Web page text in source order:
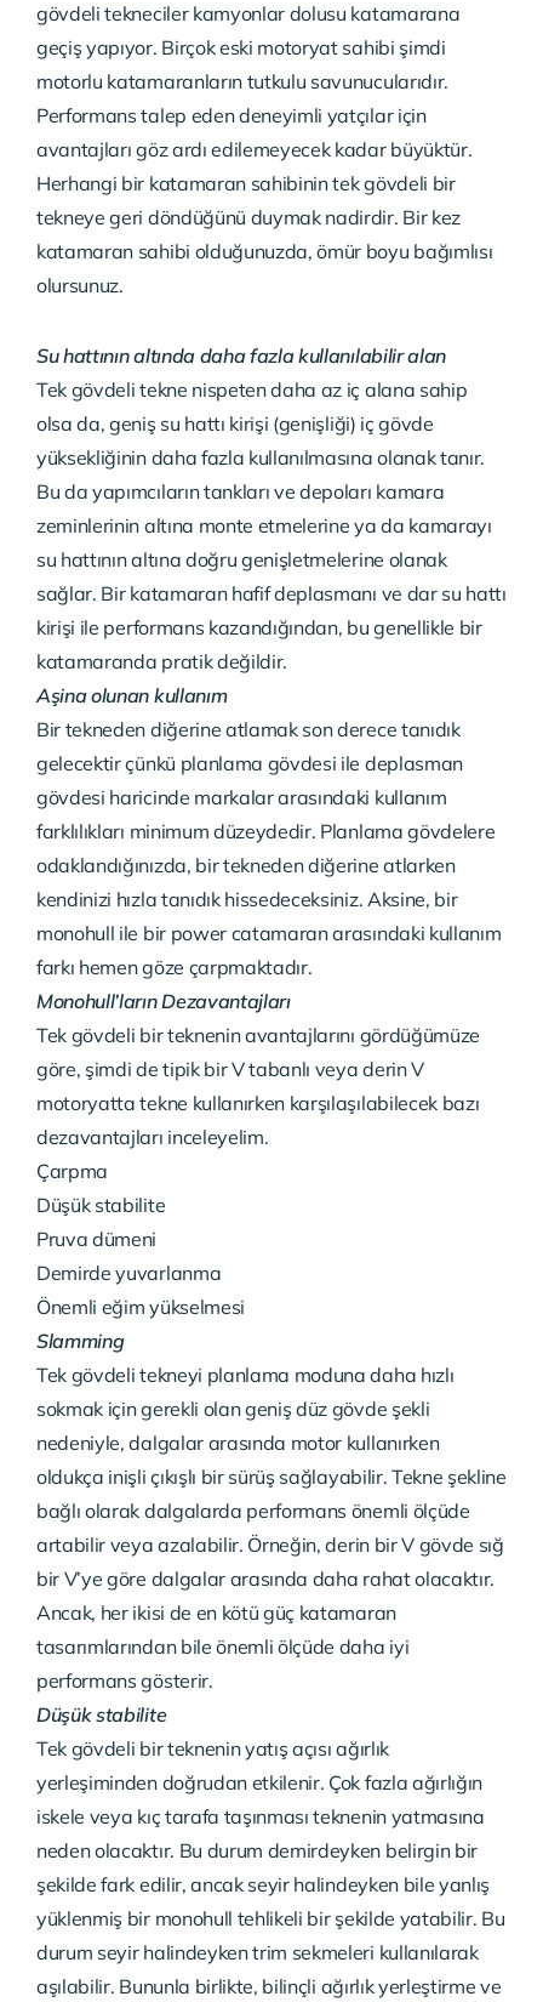
gövdeli tekneciler kamyonlar dolusu katamarana
geçiş yapıyor. Birçok eski motoryat sahibi şimdi
motorlu katamaranların tutkulu savunucularıdır.
Performans talep eden deneyimli yatçılar için
avantajları göz ardı edilemeyecek kadar büyüktür.
Herhangi bir katamaran sahibinin tek gövdeli bir
tekneye geri döndüğünü duymak nadirdir. Bir kez
katamaran sahibi olduğunuzda, ömür boyu bağımlısı
olursunuz.
Su hattının altında daha fazla kullanılabilir alan
Tek gövdeli tekne nispeten daha az iç alana sahip
olsa da, geniş su hattı kirişi (genişliği) iç gövde
yüksekliğinin daha fazla kullanılmasına olanak tanır.
Bu da yapımcıların tankları ve depoları kamara
zeminlerinin altına monte etmelerine ya da kamarayı
su hattının altına doğru genişletmelerine olanak
sağlar. Bir katamaran hafif deplasmanı ve dar su hattı
kirişi ile performans kazandığından, bu genellikle bir
katamaranda pratik değildir.
Aşina olunan kullanım
Bir tekneden diğerine atlamak son derece tanıdık
gelecektir çünkü planlama gövdesi ile deplasman
gövdesi haricinde markalar arasındaki kullanım
farklılıkları minimum düzeydedir. Planlama gövdelere
odaklandığınızda, bir tekneden diğerine atlarken
kendinizi hızla tanıdık hissedeceksiniz. Aksine, bir
monohull ile bir power catamaran arasındaki kullanım
farkı hemen göze çarpmaktadır.
Monohull’ların Dezavantajları
Tek gövdeli bir teknenin avantajlarını gördüğümüze
göre, şimdi de tipik bir V tabanlı veya derin V
motoryatta tekne kullanırken karşılaşılabilecek bazı
dezavantajları inceleyelim.
Çarpma
Düşük stabilite
Pruva dümeni
Demirde yuvarlanma
Önemli eğim yükselmesi
Slamming
Tek gövdeli tekneyi planlama moduna daha hızlı
sokmak için gerekli olan geniş düz gövde şekli
nedeniyle, dalgalar arasında motor kullanırken
oldukça inişli çıkışlı bir sürüş sağlayabilir. Tekne şekline
bağlı olarak dalgalarda performans önemli ölçüde
artabilir veya azalabilir. Örneğin, derin bir V gövde sığ
bir V’ye göre dalgalar arasında daha rahat olacaktır.
Ancak, her ikisi de en kötü güç katamaran
tasarımlarından bile önemli ölçüde daha iyi
performans gösterir.
Düşük stabilite
Tek gövdeli bir teknenin yatış açısı ağırlık
yerleşiminden doğrudan etkilenir. Çok fazla ağırlığın
iskele veya kıç tarafa taşınması teknenin yatmasına
neden olacaktır. Bu durum demirdeyken belirgin bir
şekilde fark edilir, ancak seyir halindeyken bile yanlış
yüklenmiş bir monohull tehlikeli bir şekilde yatabilir. Bu
durum seyir halindeyken trim sekmeleri kullanılarak
aşılabilir. Bununla birlikte, bilinçli ağırlık yerleştirme ve